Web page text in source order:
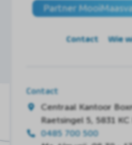
Contact Wie
Contact
Centraal Kantoor
Raetsingel 5, 5831
0485 700 500